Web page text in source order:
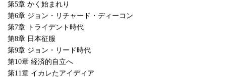
第5章 かく始まれり
第6章 ジョン・リチャード・ディーコン
第7章 トライデント時代
第8章 日本征服
第9章 ジョン・リード時代
第10章 経済的自立へ
第11章 イカレたアイディア